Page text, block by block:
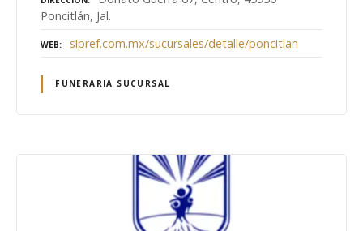
Poncitlán, Jal.
WEB sipref.com.mx/sucursales/detalle/poncitlan
FUNERARIA SUCURSAL